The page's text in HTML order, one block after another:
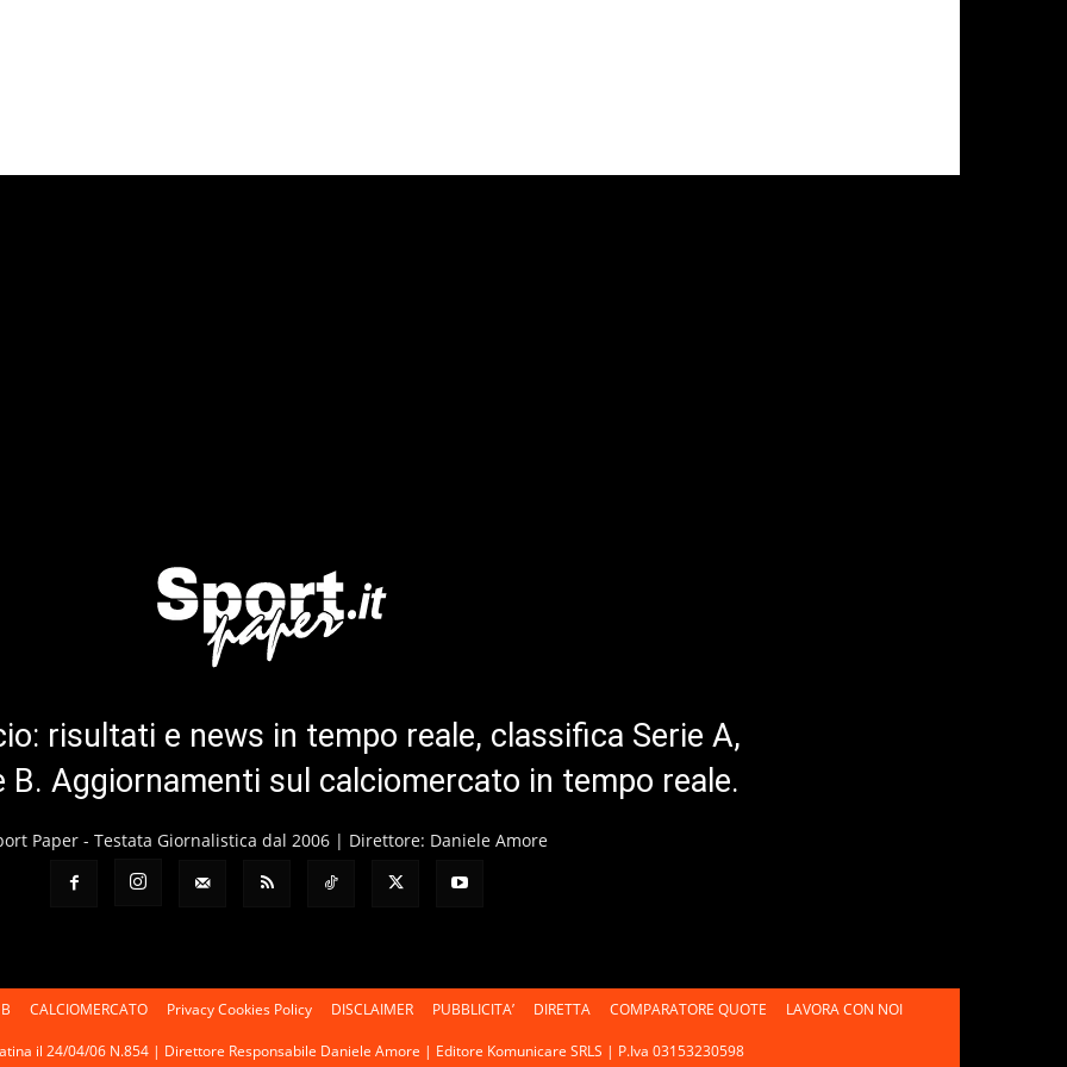
risultati e news in tempo reale, classifica Serie A,
B. Aggiornamenti sul calciomercato in tempo reale.
Paper - Testata Giornalistica dal 2006 | Direttore: Daniele Amore
CALCIOMERCATO Privacy Cookies Policy DISCLAIMER PUBBLICITA’ DIRETTA COMPARATORE QUOTE LAVORA CON NOI
il 24/04/06 N.854 | Direttore Responsabile Daniele Amore | Editore Komunicare SRLS | P.Iva 03153230598